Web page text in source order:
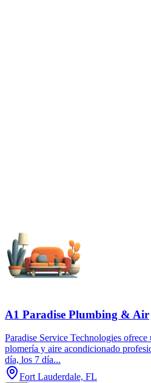
A1 Paradise Plumbing & Air
Paradise Service Technologies
plomería y aire acondicionado
día, los 7 día...
Fort Lauderdale, FL